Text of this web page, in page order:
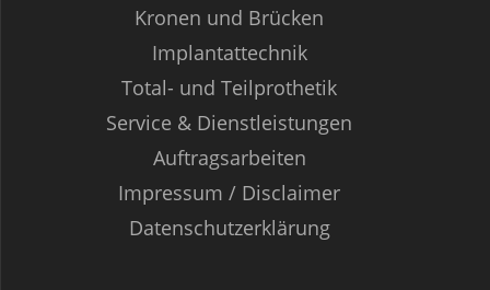
Kronen und Brücken
Implantattechnik
Total- und Teilprothetik
Service & Dienstleistungen
Auftragsarbeiten
Impressum / Disclaimer
Datenschutzerklärung